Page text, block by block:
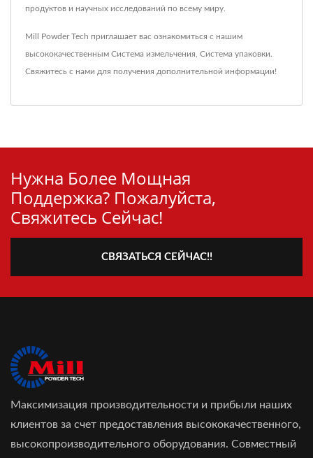
продуктов и научных исследований по всему миру.
Mill Powder Tech приглашает вас ознакомиться с нашим
высококачественным Система измельчения Система упаковки
Свяжитесь с нами для получения дополнительной информации!
Нужна Более Мощная
Поддержка? Пожалуйста,
Свяжитесь Сейчас!
СВЯЗАТЬСЯ СЕЙЧАС!!
Максимизация производительности и прибыли наших
клиентов за счет предоставления высококачественного,
высокопроизводительного оборудования. Совместный